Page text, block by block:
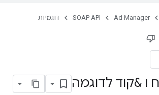
Ad Manager
SOAP API דוגמיות
ו &קוד לדוגמה